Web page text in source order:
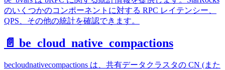
のいくつかのコンポーネントに対する RPC レイテンシー、
QPS、その他の統計を確認できます。
📄️ be_cloud_native_compactions
becloudnativecompactions は、共有データクラスタの CN (また